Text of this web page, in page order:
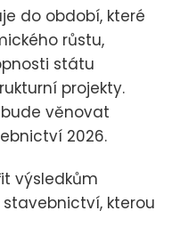
do období, které
růstu,
státu
projekty.
věnovat
2026.
výsledkům
kterou